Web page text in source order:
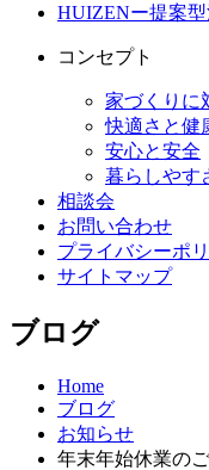
HUIZENー提案
コンセプト
家づくりに
快適さと健
安心と安全
暮らしやす
相談会
お問い合わせ
プライバシーポ
サイトマップ
ブログ
Home
ブログ
お知らせ
年末年始休業の